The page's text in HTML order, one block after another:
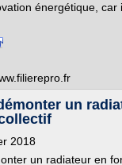
énergétique, car
un
2018
un radiateur en